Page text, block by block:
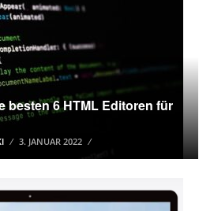
besten 6 HTML Editoren für
3. JANUAR 2022